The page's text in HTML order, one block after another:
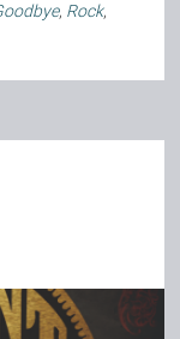
, Rock,